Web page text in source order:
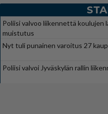
Poliisi valvoo liikennettä koulujen
muistutus
Nyt tuli punainen varoitus 27
Poliisi valvoi Jyväskylän rallin